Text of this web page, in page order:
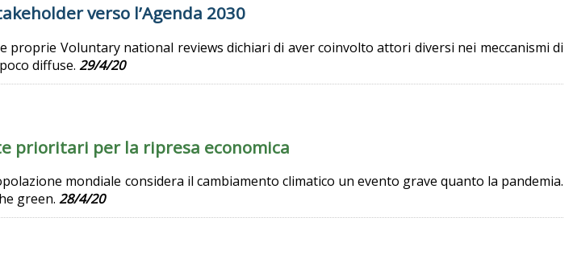
verso l’Agenda 2030
proprie Voluntary national reviews dichiari di aver coinvolto attori diversi nei meccanismi di
diffuse. 29/4/20
prioritari per la ripresa economica
mondiale considera il cambiamento climatico un evento grave quanto la pandemia.
green. 28/4/20